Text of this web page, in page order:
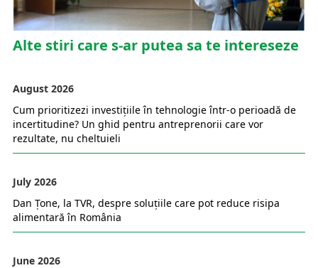
Alte stiri care s-ar putea sa te intereseze
August 2026
Cum prioritizezi investițiile în tehnologie într-o perioadă de
incertitudine? Un ghid pentru antreprenorii care vor
rezultate, nu cheltuieli
July 2026
Dan Țone, la TVR, despre soluțiile care pot reduce risipa
alimentară în România
June 2026